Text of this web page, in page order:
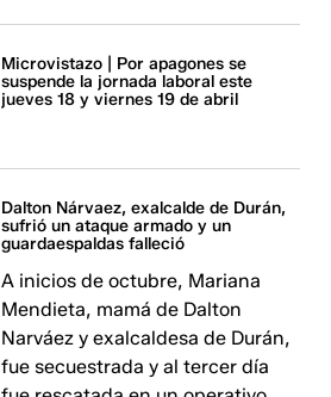
Microvistazo | Por apagones se
suspende la jornada laboral este
jueves 18 y viernes 19 de abril
Dalton Nárvaez, exalcalde de Durán,
sufrió un ataque armado y un
guardaespaldas falleció
A inicios de octubre, Mariana
Mendieta, mamá de Dalton
Narváez y exalcaldesa de Durán,
fue secuestrada y al tercer día